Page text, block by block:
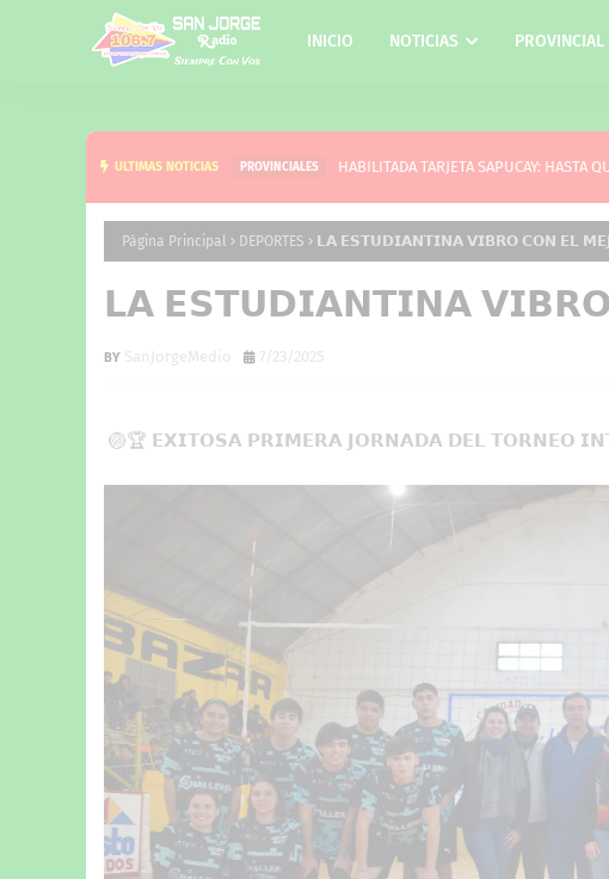
INICIO NOTICIAS PROVINCIAL
ULTIMAS NOTICIAS PROVINCIALES HABILITADA TARJETA SAPUCAY: HASTA
Página Principal DEPORTES 𝗟𝗔 𝗘𝗦𝗧𝗨𝗗𝗜𝗔𝗡𝗧𝗜𝗡𝗔 𝗩𝗜𝗕𝗥𝗢 𝗖𝗢𝗡 𝗘𝗟
𝗟𝗔 𝗘𝗦𝗧𝗨𝗗𝗜𝗔𝗡𝗧𝗜𝗡𝗔
SanJorgeMedio 7/23/2025
🏐🏆 𝗘𝗫𝗜𝗧𝗢𝗦𝗔 𝗣𝗥𝗜𝗠𝗘𝗥𝗔 𝗝𝗢𝗥𝗡𝗔𝗗𝗔 𝗗𝗘𝗟 𝗧𝗢𝗥𝗡𝗘𝗢